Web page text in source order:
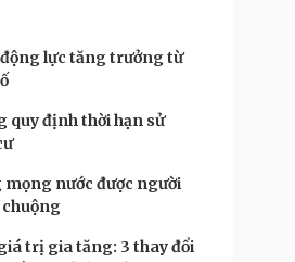
lực tăng trưởng từ
quy định thời hạn sử
nước được người
trị gia tăng: 3 thay đổi